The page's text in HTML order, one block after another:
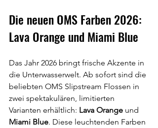
Die neuen OMS Farben 2026:
Lava Orange und Miami Blue
Das Jahr 2026 bringt frische Akzente in
die Unterwasserwelt. Ab sofort sind die
beliebten OMS Slipstream Flossen in
zwei spektakulären, limitierten
Varianten erhältlich: Lava Orange und
Miami Blue. Diese leuchtenden Farben